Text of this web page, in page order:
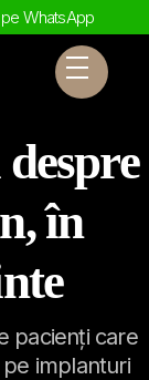
WhatsApp
în
pacienți care
implanturi